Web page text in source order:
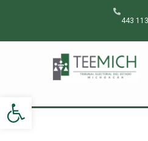
Abrir barra de herramientas
443